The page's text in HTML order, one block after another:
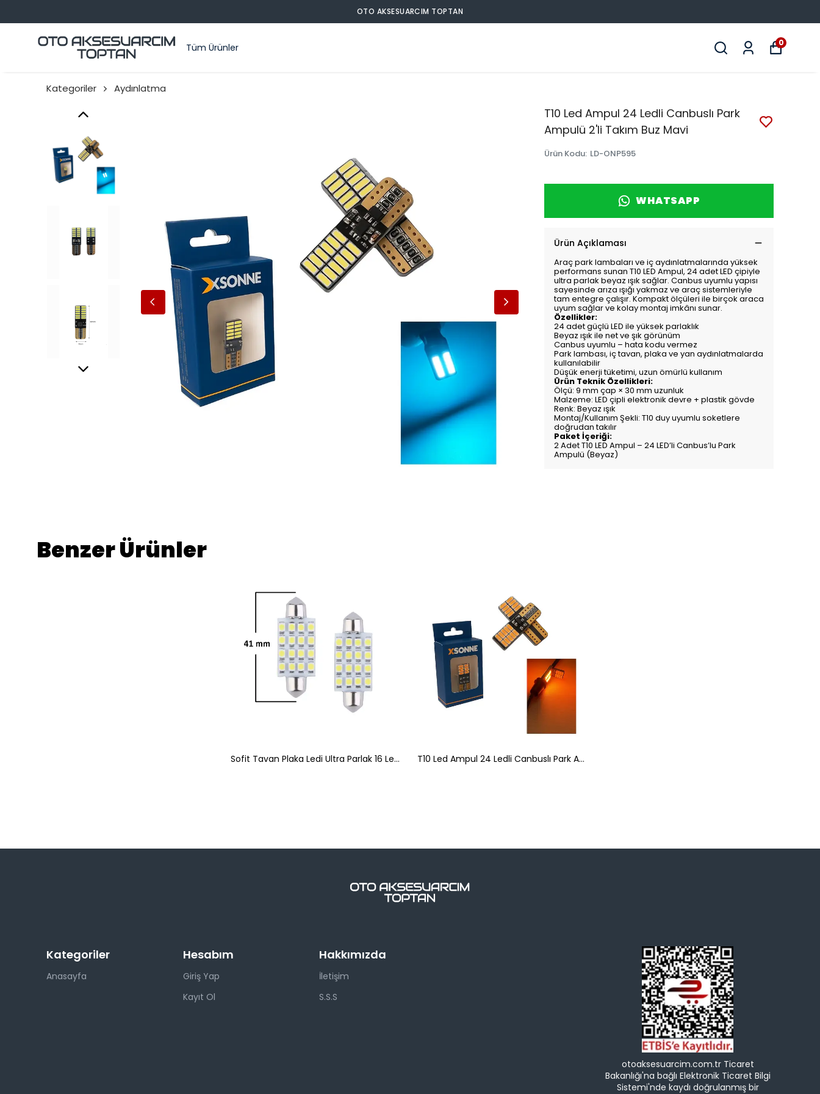
OTO AKSESUARCIM TOPTAN
Tüm Ürünler 0
Kategoriler Aydınlatma
T10 Led Ampul 24 Ledli Canbuslı Park
Ampulü 2'li Takım Buz Mavi
Ürün Kodu: LD-ONP595
WHATSAPP
Ürün Açıklaması
Araç park lambaları ve iç aydınlatmalarında yüksek
performans sunan T10 LED Ampul, 24 adet LED çipiyle
ultra parlak beyaz ışık sağlar. Canbus uyumlu yapısı
sayesinde arıza ışığı yakmaz ve araç sistemleriyle
tam entegre çalışır. Kompakt ölçüleri ile birçok araca
uyum sağlar ve kolay montaj imkânı sunar.
Özellikler:
24 adet güçlü LED ile yüksek parlaklık
Beyaz ışık ile net ve şık görünüm
Canbus uyumlu – hata kodu vermez
Park lambası, iç tavan, plaka ve yan aydınlatmalarda
kullanılabilir
Düşük enerji tüketimi, uzun ömürlü kullanım
Ürün Teknik Özellikleri:
Ölçü: 9 mm çap × 30 mm uzunluk
Malzeme: LED çipli elektronik devre + plastik gövde
Renk: Beyaz ışık
Montaj/Kullanım Şekli: T10 duy uyumlu soketlere
doğrudan takılır
Paket İçeriği:
2 Adet T10 LED Ampul – 24 LED’li Canbus’lu Park
Ampulü (Beyaz)
Benzer Ürünler
Sofit Tavan Plaka Ledi Ultra Parlak 16 Led 41mm T10 Led Ampul 24 Ledli Canbuslı Park Ampulü 2'li Takım Turuncu
Kategoriler
Anasayfa
Hesabım
Giriş Yap
Kayıt Ol
Hakkımızda
İletişim
S.S.S
otoaksesuarcim.com.tr Ticaret
Bakanlığı'na bağlı Elektronik Ticaret Bilgi
Sistemi'nde kaydı doğrulanmış bir